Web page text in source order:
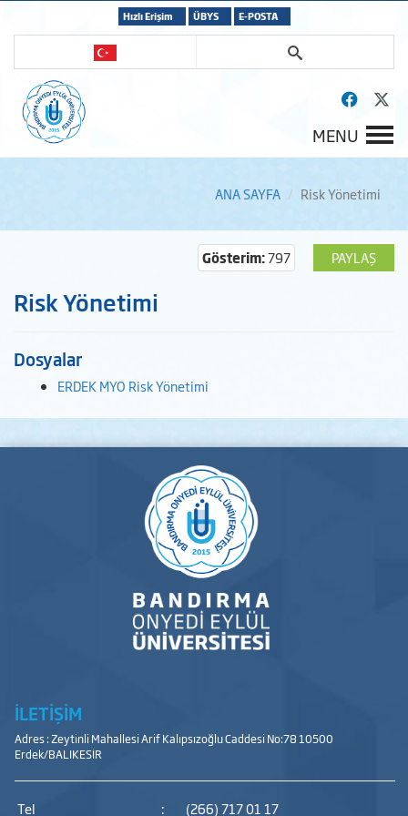
Hızlı Erişim ÜBYS E-POSTA
MENU
ANA SAYFA Risk Yönetimi
PAYLAŞ
Gösterim:797
Risk Yönetimi
Dosyalar
ERDEK MYO Risk Yönetimi
İLETİŞİM
Adres : Zeytinli Mahallesi Arif Kalıpsızoğlu Caddesi No:78 10500
Erdek/BALIKESİR
Tel : (266) 717 01 17